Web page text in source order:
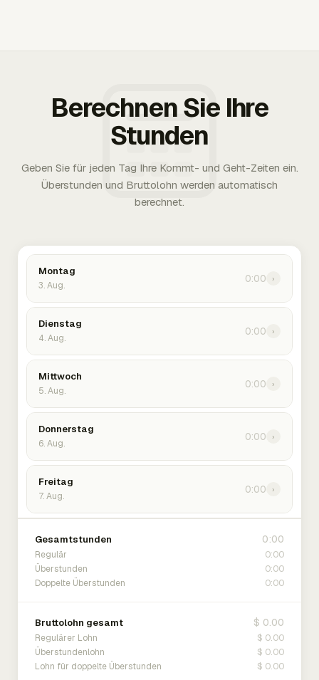
Berechnen Sie Ihre
Stunden
Geben Sie für jeden Tag Ihre Kommt- und Geht-Zeiten ein.
Überstunden und Bruttolohn werden automatisch
berechnet.
Montag
3. Aug.
0:00 ›
Dienstag
4. Aug.
0:00 ›
Mittwoch
5. Aug.
0:00 ›
Donnerstag
6. Aug.
0:00 ›
Freitag
7. Aug.
0:00 ›
Gesamtstunden 0:00
Regulär 0:00
Überstunden 0:00
Doppelte Überstunden 0:00
Bruttolohn gesamt $ 0.00
Regulärer Lohn $ 0.00
Überstundenlohn $ 0.00
Lohn für doppelte Überstunden $ 0.00